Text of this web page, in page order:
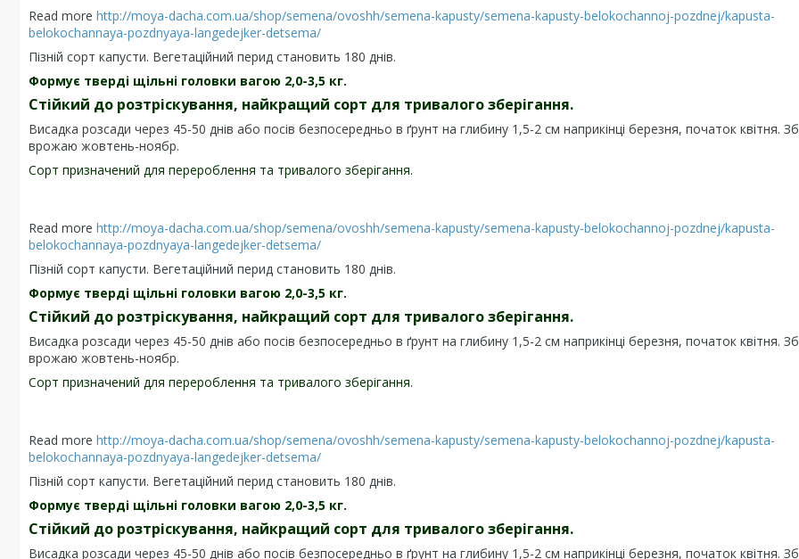
Read more http://moya-dacha.com.ua/shop/semena/ovoshh/semena-kapusty/semena-kapusty-belokochannoj-pozdnej/kapusta-
belokochannaya-pozdnyaya-langedejker-detsema/
Пізній сорт капусти. Вегетаційний перид становить 180 днів.
Формує тверді щільні головки вагою 2,0-3,5 кг.
Стійкий до розтріскування, найкращий сорт для тривалого зберігання.
Висадка розсади через 45-50 днів або посів безпосередньо в ґрунт на глибину 1,5-2 см наприкінці березня, початок квітня.
врожаю жовтень-ноябр.
Сорт призначений для перероблення та тривалого зберігання.
Read more http://moya-dacha.com.ua/shop/semena/ovoshh/semena-kapusty/semena-kapusty-belokochannoj-pozdnej/kapusta-
belokochannaya-pozdnyaya-langedejker-detsema/
Пізній сорт капусти. Вегетаційний перид становить 180 днів.
Формує тверді щільні головки вагою 2,0-3,5 кг.
Стійкий до розтріскування, найкращий сорт для тривалого зберігання.
Висадка розсади через 45-50 днів або посів безпосередньо в ґрунт на глибину 1,5-2 см наприкінці березня, початок квітня.
врожаю жовтень-ноябр.
Сорт призначений для перероблення та тривалого зберігання.
Read more http://moya-dacha.com.ua/shop/semena/ovoshh/semena-kapusty/semena-kapusty-belokochannoj-pozdnej/kapusta-
belokochannaya-pozdnyaya-langedejker-detsema/
Пізній сорт капусти. Вегетаційний перид становить 180 днів.
Формує тверді щільні головки вагою 2,0-3,5 кг.
Стійкий до розтріскування, найкращий сорт для тривалого зберігання.
Висадка розсади через 45-50 днів або посів безпосередньо в ґрунт на глибину 1,5-2 см наприкінці березня, початок квітня.